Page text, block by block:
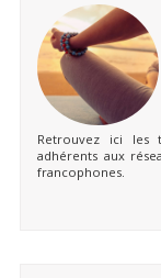
Retrouvez ici les
adhérents aux
francophones.